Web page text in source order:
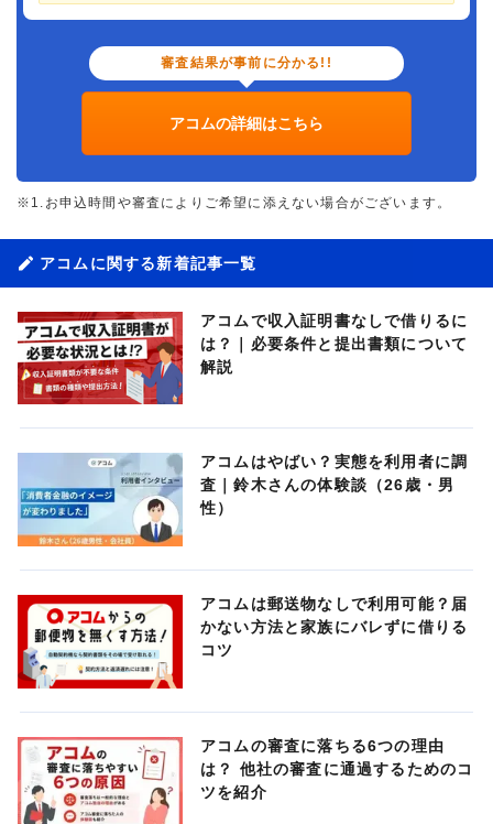
審査結果が事前に分かる!!
アコムの詳細はこちら
※1.お申込時間や審査によりご希望に添えない場合がございます。
アコムに関する新着記事一覧
アコムで収入証明書なしで借りるに
は？｜必要条件と提出書類について
解説
アコムはやばい？実態を利用者に調
査｜鈴木さんの体験談（26歳・男
性）
アコムは郵送物なしで利用可能？届
かない方法と家族にバレずに借りる
コツ
アコムの審査に落ちる6つの理由
は？ 他社の審査に通過するためのコ
ツを紹介